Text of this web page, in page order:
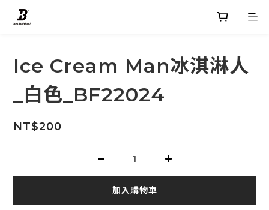
Ice Cream Man冰淇淋人
_白色_BF22024
NT$200
加入購物車